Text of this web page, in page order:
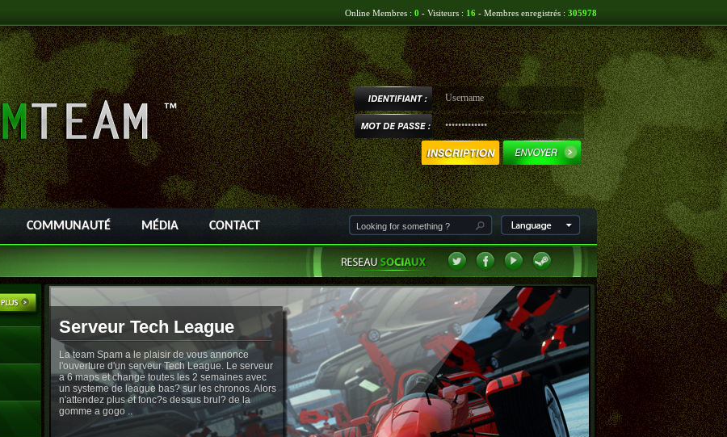
Online Membres : 0 - Visiteurs : 16- Membres enregistrés : 305978
COMMUNAUTÉ MÉDIA CONTACT
Serveur Tech League
La team Spam a le plaisir de vous annonce
l'ouverture d'un serveur Tech League. Le serveur
a 6 maps et change toutes les 2 semaines avec
un systeme de league bas? sur les chronos. Alors
n'attendez plus et fonc?s dessus brul? de la
gomme a gogo ..